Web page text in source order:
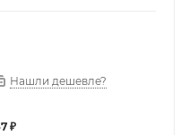
Нашли дешевле?
₽